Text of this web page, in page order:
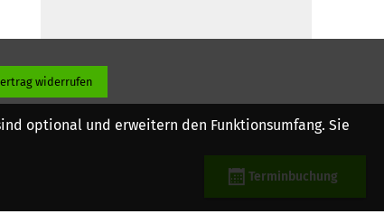
Terminbuchung
widerrufen
optional und erweitern den Funktionsumfang. Sie